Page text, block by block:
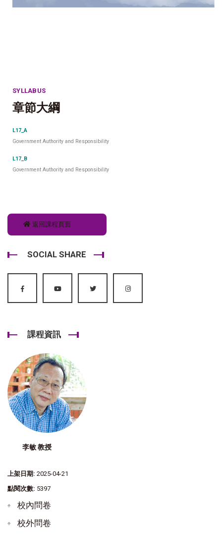
SYLLABUS
章節大綱
L17_A
Government Authority and Responsibility
L17_B
Government Authority and Responsibility
返回課程頁面
SOCIAL SHARE
課程資訊
李敏 教授
上架日期: 2025-04-21
點閱次數: 5397
校內問卷
校外問卷